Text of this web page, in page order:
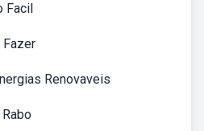
Facil
Fazer
Renovaveis